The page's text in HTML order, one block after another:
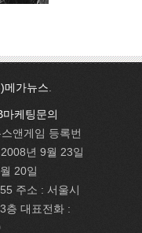
메가뉴스
마케팅문의
앤게임 등록번
년 9월 23일
20일
주소 : 서울시
층 대표전화 :